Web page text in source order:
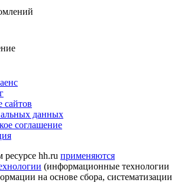
сайтов
данных
соглашение
hh.ru применяются
(информационные технологии
на основе сбора, систематизации